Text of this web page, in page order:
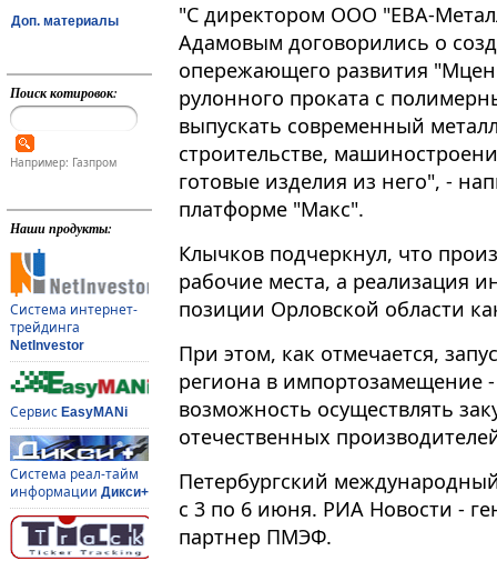
Доп. материалы
Поиск котировок:
Например: Газпром
Наши продукты:
Система интернет-
трейдинга
NetInvestor
Сервис EasyMANi
Система реал-тайм
информации Дикси+
"С директором ООО "ЕВА-
Адамовым договорились о
опережающего развития
рулонного проката с
выпускать современный
строительстве,
готовые изделия из него", -
платформе "Макс".
Клычков подчеркнул, что
рабочие места, а реализация
позиции Орловской области
При этом, как отмечается,
региона в импортозамещение
возможность осуществлять
отечественных
Петербургский
с 3 по 6 июня. РИА Новости -
партнер ПМЭФ.